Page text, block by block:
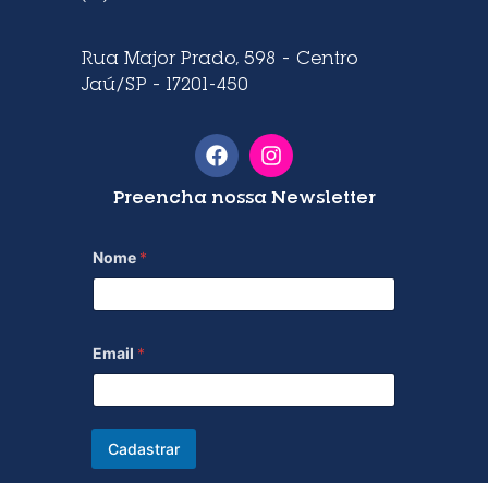
Rua Major Prado, 598 – Centro
Jaú/SP – 17201-450
Preencha nossa Newsletter
Nome *
Email *
Cadastrar